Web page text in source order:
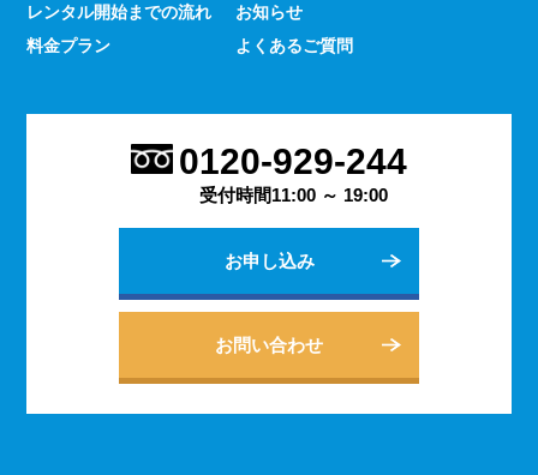
るものです。 デッセでは、そういった方であっても気軽
にご契約いただけるレンタルスマホサービスのご案内を行
してだけでなく出退勤やスケジュールの管理などにも活躍
します。 会社は人の出入りもありますので、通常のスマ
ホのように1台1台契約するよりも、まとめてレンタルする
方がよりお得に利用できます。 会社用のレンタルスマホ
個人でのご利用から法人向けの複数台のご利用まで、お客
様の用途に合わせた様々な利用方法を提案できるデッセの
レンタル開始までの流れ
料金プラン
お知らせ
よくあるご質問
0120-929-244
受付時間11:00 ～ 19:00
お申し込み
お問い合わせ